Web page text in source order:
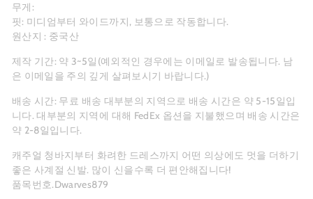
무게:
핏: 미디엄부터 와이드까지, 보통으로 작동합니다.
원산지 : 중국산
제작 기간: 약 3~5일(예외적인 경우에는 이메일로 발송됩니다. 남
은 이메일을 주의 깊게 살펴보시기 바랍니다.)
배송 시간: 무료 배송 대부분의 지역으로 배송 시간은 약 5-15일입
니다. 대부분의 지역에 대해 FedEx 옵션을 지불했으며 배송 시간은
약 2-8일입니다.
캐주얼 청바지부터 화려한 드레스까지 어떤 의상에도 멋을 더하기
좋은 사계절 신발. 많이 신을수록 더 편안해집니다!
품목번호.Dwarves879